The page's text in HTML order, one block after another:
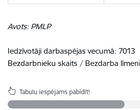
Avots: PMLP
Iedzīvotāji darbaspējas vecumā: 7013
Bezdarbnieku skaits / Bezdarba
Tabulu iespējams pabīdīt!